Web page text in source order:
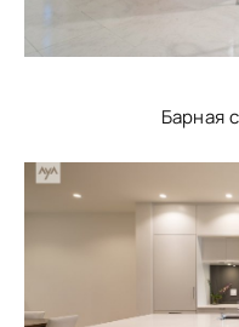
Барная